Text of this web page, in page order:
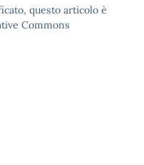
questo articolo è
Commons